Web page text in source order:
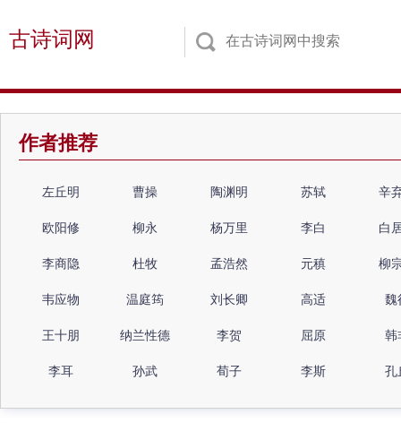
古诗词网
作者推荐
左丘明 曹操 陶渊明 苏轼 辛
欧阳修 柳永 杨万里 李白 白
李商隐 杜牧 孟浩然 元稹 柳
韦应物 温庭筠 刘长卿 高适 魏
王十朋 纳兰性德 李贺 屈原 韩
李耳 孙武 荀子 李斯 孔